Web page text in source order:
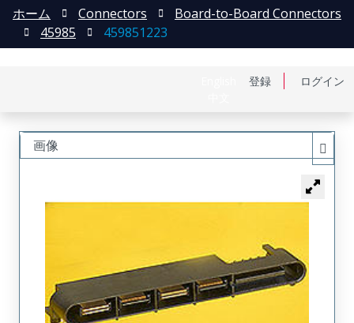
登録 ログイン
ホーム Connectors
Board-to-Board Connectors
45985
459851223
画像